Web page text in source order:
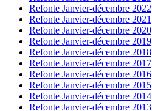
Refonte Janvier-décembre 2022
Refonte Janvier-décembre 2021
Refonte Janvier-décembre 2020
Refonte Janvier-décembre 2019
Refonte Janvier-décembre 2018
Refonte Janvier-décembre 2017
Refonte Janvier-décembre 2016
Refonte Janvier-décembre 2015
Refonte Janvier-décembre 2014
Refonte Janvier-décembre 2013